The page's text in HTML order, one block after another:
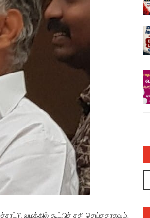
வழக்கில் கூட்டுச் சதி செய்ததாகவும்,
சனாதனத்திற்கு எதிரான வள்ளலார் ஆளுநர்
ரவியின் பொய்யும் புனைசுருட்டும் – அருண்
நெடுஞ்செழியன்
admin 03 Jul 2023